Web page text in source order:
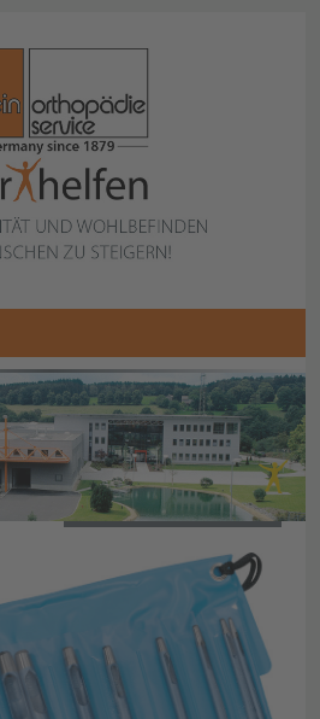
ZURÜCK ZUR ÜBERSICHT